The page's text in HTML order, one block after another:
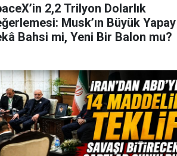
2,2 Trilyon Dolarlık
Musk’ın Büyük Yapay
Bahsi mi, Yeni Bir Balon mu?